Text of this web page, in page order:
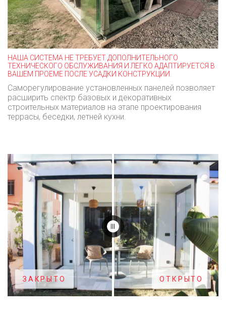
НАША СИСТЕМА НЕ ТРЕБУЕТ ДОПОЛНИТЕЛЬНОГО
ТЕХНИЧЕСКОГО ОБСЛУЖИВАНИЯ И ЛЕГКО АДАПТИРУЕТСЯ В
ВАШЕМ ПРОЕМЕ ПОСЛЕ УСАДКИ КОНСТРУКЦИИ.
Саморегулирование установленных панелей позволяет
расширить спектр базовых и декоративных
строительных материалов на этапе проектирования
террасы, беседки, летней кухни.
ЗАКРЫТО ОТКРЫТО